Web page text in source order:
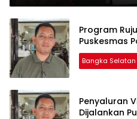
Program
Puskesmas
Bangka Selatan
Penyaluran
Dijalankan